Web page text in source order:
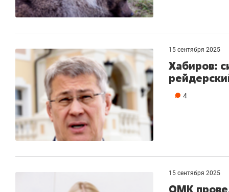
15 сентября 2025
Хабиров:
4
15 сентября 2025
ОМК